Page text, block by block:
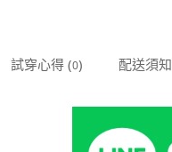
試穿心得 (0) 配送須知